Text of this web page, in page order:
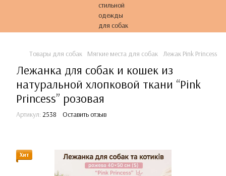
Товары для собак Мягкие места для собак Лежак Pink Princess (S)
Лежанка для собак и кошек из
натуральной хлопковой ткани “Pink
Princess” розовая
Артикул: 2538 Оставить отзыв
Хит